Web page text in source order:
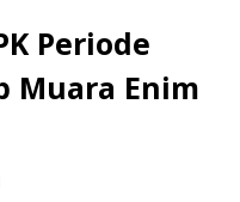
Periode
Muara Enim